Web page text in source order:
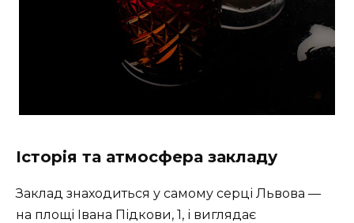
Історія та атмосфера закладу
Заклад знаходиться у самому серці Львова —
на площі Івана Підкови, 1, і виглядає